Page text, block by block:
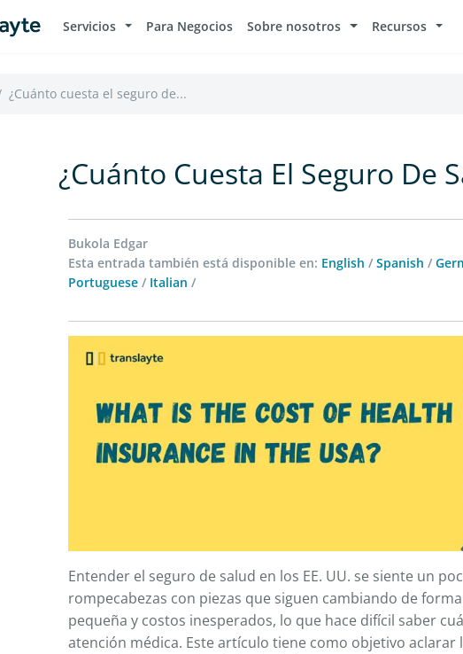
Servicios Para Negocios Sobre nosotros Recursos
¿Cuánto cuesta el seguro de...
¿Cuánto Cuesta El Seguro De
Bukola Edgar
Esta entrada también está disponible en: English / Spanish /
Portuguese / Italian /
Entender el seguro de salud en los EE. UU. se siente un
rompecabezas con piezas que siguen cambiando de
pequeña y costos inesperados, lo que hace difícil saber
atención médica. Este artículo tiene como objetivo